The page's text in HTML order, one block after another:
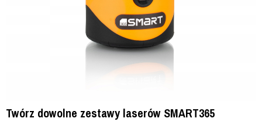
Twórz dowolne zestawy laserów SMART365